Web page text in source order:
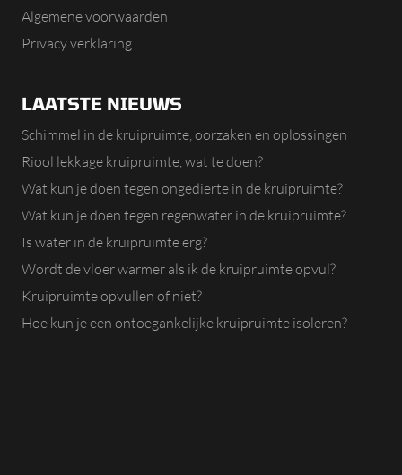
Algemene voorwaarden
Privacy verklaring
LAATSTE NIEUWS
Schimmel in de kruipruimte, oorzaken en oplossingen
Riool lekkage kruipruimte, wat te doen?
Wat kun je doen tegen ongedierte in de kruipruimte?
Wat kun je doen tegen regenwater in de kruipruimte?
Is water in de kruipruimte erg?
Wordt de vloer warmer als ik de kruipruimte opvul?
Kruipruimte opvullen of niet?
Hoe kun je een ontoegankelijke kruipruimte isoleren?